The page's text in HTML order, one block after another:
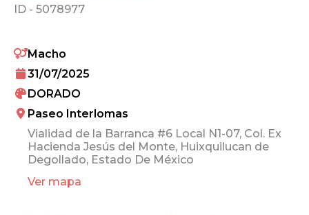
ID - 5078977
Macho
31/07/2025
DORADO
Paseo Interlomas
Vialidad de la Barranca #6 Local N1-07, Col. Ex
Hacienda Jesús del Monte, Huixquilucan de
Degollado, Estado De México
Ver mapa